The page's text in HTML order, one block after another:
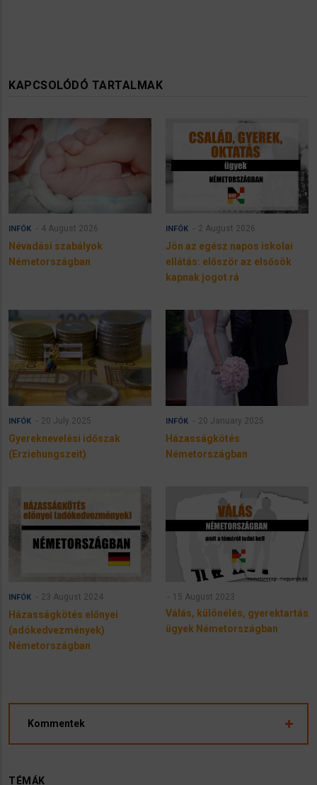
KAPCSOLÓDÓ TARTALMAK
INFÓK 4 August 2026
Névadási szabályok
Németországban
INFÓK 2 August 2026
Jön az egész napos iskolai
ellátás: először az elsősök
kapnak jogot rá
INFÓK 20 July 2025
Gyereknevelési időszak
(Erziehungszeit)
INFÓK 20 January 2025
Házasságkötés
Németországban
INFÓK 23 August 2024
Házasságkötés előnyei
(adókedvezmények)
Németországban
15 August 2023
Válás, különélés, gyerektartás
ügyek Németországban
Kommentek
TÉMÁK